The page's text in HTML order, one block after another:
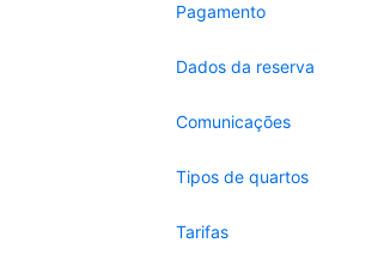
Pagamento
Dados da reserva
Comunicações
Tipos de quartos
Tarifas